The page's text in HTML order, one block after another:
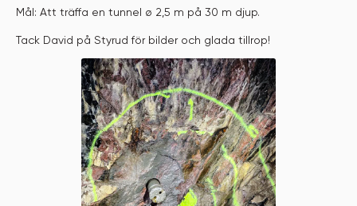
Mål: Att träffa en tunnel ø 2,5 m på 30 m djup.
Tack David på Styrud för bilder och glada tillrop!